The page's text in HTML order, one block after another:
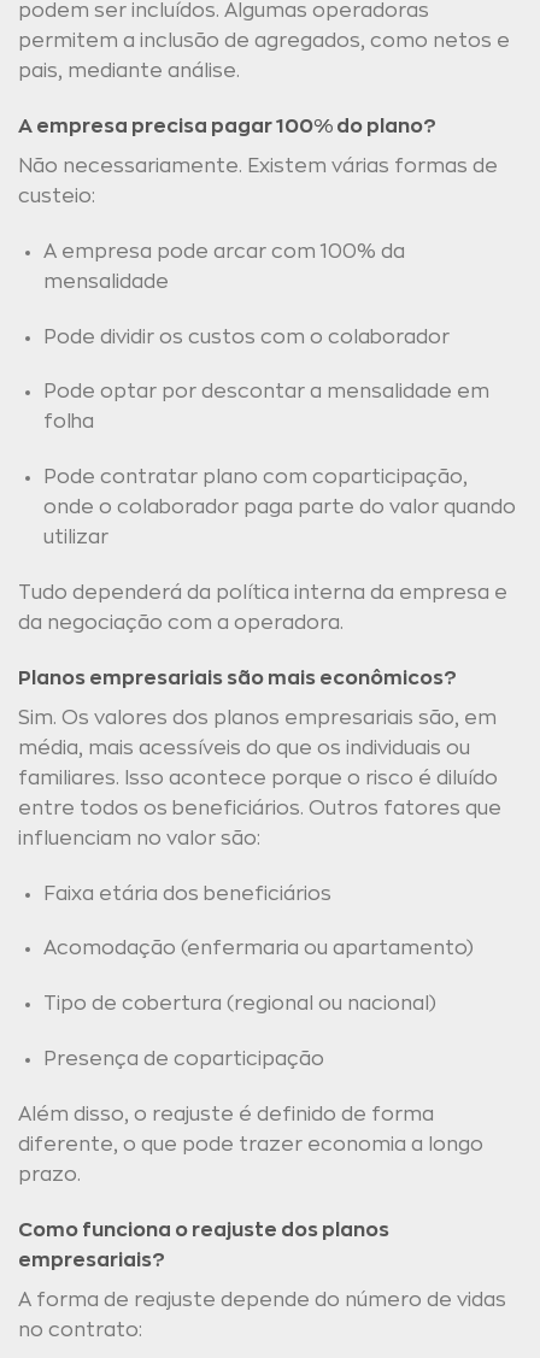
podem ser incluídos. Algumas operadoras
permitem a inclusão de agregados, como netos e
pais, mediante análise.
A empresa precisa pagar 100% do plano?
Não necessariamente. Existem várias formas de
custeio:
A empresa pode arcar com 100% da
mensalidade
Pode dividir os custos com o colaborador
Pode optar por descontar a mensalidade em
folha
Pode contratar plano com coparticipação,
onde o colaborador paga parte do valor quando
utilizar
Tudo dependerá da política interna da empresa e
da negociação com a operadora.
Planos empresariais são mais econômicos?
Sim. Os valores dos planos empresariais são, em
média, mais acessíveis do que os individuais ou
familiares. Isso acontece porque o risco é diluído
entre todos os beneficiários. Outros fatores que
influenciam no valor são:
Faixa etária dos beneficiários
Acomodação (enfermaria ou apartamento)
Tipo de cobertura (regional ou nacional)
Presença de coparticipação
Além disso, o reajuste é definido de forma
diferente, o que pode trazer economia a longo
prazo.
Como funciona o reajuste dos planos
empresariais?
A forma de reajuste depende do número de vidas
no contrato: